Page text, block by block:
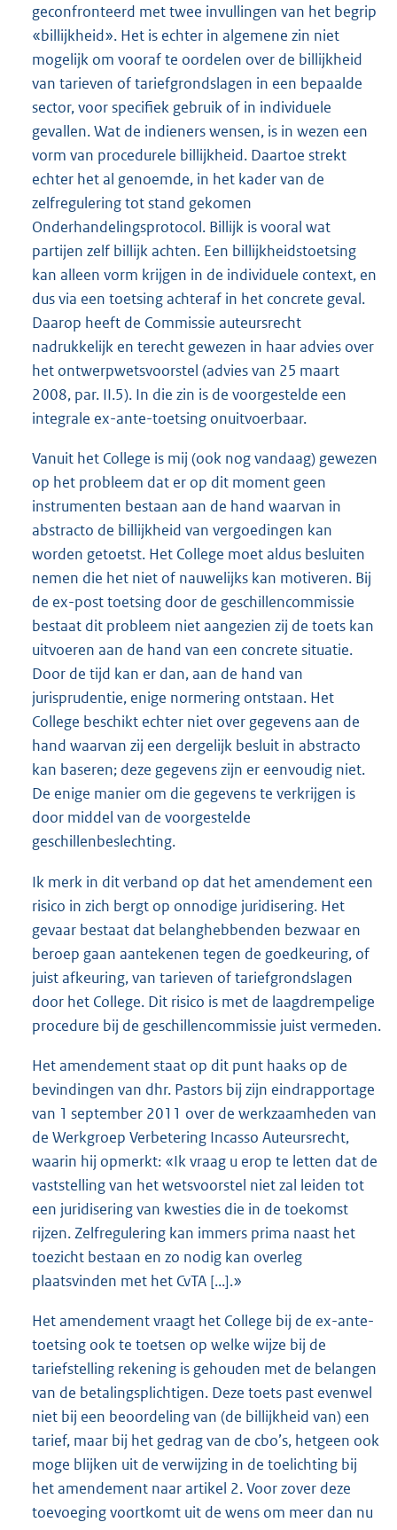
geconfronteerd met twee invullingen van het begrip
«billijkheid». Het is echter in algemene zin niet
mogelijk om vooraf te oordelen over de billijkheid
van tarieven of tariefgrondslagen in een bepaalde
sector, voor specifiek gebruik of in individuele
gevallen. Wat de indieners wensen, is in wezen een
vorm van procedurele billijkheid. Daartoe strekt
echter het al genoemde, in het kader van de
zelfregulering tot stand gekomen
Onderhandelingsprotocol. Billijk is vooral wat
partijen zelf billijk achten. Een billijkheidstoetsing
kan alleen vorm krijgen in de individuele context, en
dus via een toetsing achteraf in het concrete geval.
Daarop heeft de Commissie auteursrecht
nadrukkelijk en terecht gewezen in haar advies over
het ontwerpwetsvoorstel (advies van 25 maart
2008, par. II.5). In die zin is de voorgestelde een
integrale ex-ante-toetsing onuitvoerbaar.
Vanuit het College is mij (ook nog vandaag) gewezen
op het probleem dat er op dit moment geen
instrumenten bestaan aan de hand waarvan in
abstracto de billijkheid van vergoedingen kan
worden getoetst. Het College moet aldus besluiten
nemen die het niet of nauwelijks kan motiveren. Bij
de ex-post toetsing door de geschillencommissie
bestaat dit probleem niet aangezien zij de toets kan
uitvoeren aan de hand van een concrete situatie.
Door de tijd kan er dan, aan de hand van
jurisprudentie, enige normering ontstaan. Het
College beschikt echter niet over gegevens aan de
hand waarvan zij een dergelijk besluit in abstracto
kan baseren; deze gegevens zijn er eenvoudig niet.
De enige manier om die gegevens te verkrijgen is
door middel van de voorgestelde
geschillenbeslechting.
Ik merk in dit verband op dat het amendement een
risico in zich bergt op onnodige juridisering. Het
gevaar bestaat dat belanghebbenden bezwaar en
beroep gaan aantekenen tegen de goedkeuring, of
juist afkeuring, van tarieven of tariefgrondslagen
door het College. Dit risico is met de laagdrempelige
procedure bij de geschillencommissie juist vermeden.
Het amendement staat op dit punt haaks op de
bevindingen van dhr. Pastors bij zijn eindrapportage
van 1 september 2011 over de werkzaamheden van
de Werkgroep Verbetering Incasso Auteursrecht,
waarin hij opmerkt: «Ik vraag u erop te letten dat de
vaststelling van het wetsvoorstel niet zal leiden tot
een juridisering van kwesties die in de toekomst
rijzen. Zelfregulering kan immers prima naast het
toezicht bestaan en zo nodig kan overleg
plaatsvinden met het CvTA [...].»
Het amendement vraagt het College bij de ex-ante-
toetsing ook te toetsen op welke wijze bij de
tariefstelling rekening is gehouden met de belangen
van de betalingsplichtigen. Deze toets past evenwel
niet bij een beoordeling van (de billijkheid van) een
tarief, maar bij het gedrag van de cbo’s, hetgeen ook
moge blijken uit de verwijzing in de toelichting bij
het amendement naar artikel 2. Voor zover deze
toevoeging voortkomt uit de wens om meer dan nu